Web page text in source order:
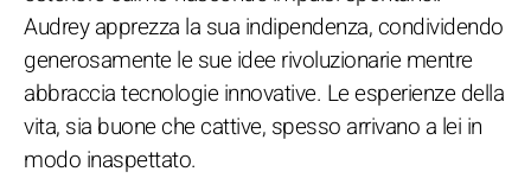
Audrey apprezza la sua indipendenza, condividendo
generosamente le sue idee rivoluzionarie mentre
abbraccia tecnologie innovative. Le esperienze della
vita, sia buone che cattive, spesso arrivano a lei in
modo inaspettato.